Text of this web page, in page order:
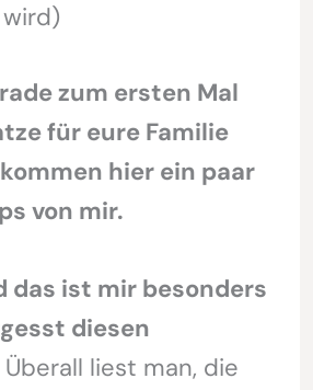
zum ersten Mal
für eure Familie
hier ein paar
von mir.
das ist mir besonders
diesen
Überall liest man, die